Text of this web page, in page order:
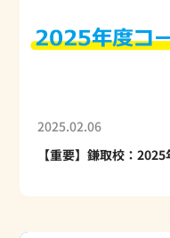
2025.02.06
【重要】鎌取校：